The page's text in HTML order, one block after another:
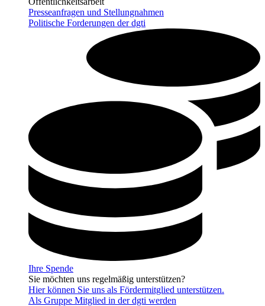
Presseanfragen und Stellungnahmen
Politische Forderungen der dgti
Ihre Spende
Sie möchten uns regelmäßig unterstützen?
Hier können Sie uns als Fördermitglied unterstützen.
Als Gruppe Mitglied in der dgti werden